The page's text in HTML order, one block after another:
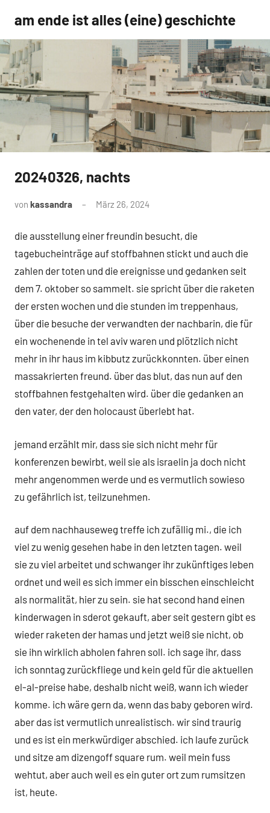
Inhalt
springen
am ende ist alles (eine) geschichte
Uncategorized
20240326, nachts
von kassandra März 26, 2024
die ausstellung einer freundin besucht, die
tagebucheinträge auf stoffbahnen stickt und auch die
zahlen der toten und die ereignisse und gedanken seit
dem 7. oktober so sammelt. sie spricht über die raketen
der ersten wochen und die stunden im treppenhaus,
über die besuche der verwandten der nachbarin, die für
ein wochenende in tel aviv waren und plötzlich nicht
mehr in ihr haus im kibbutz zurückkonnten. über einen
massakrierten freund. über das blut, das nun auf den
stoffbahnen festgehalten wird. über die gedanken an
den vater, der den holocaust überlebt hat.
jemand erzählt mir, dass sie sich nicht mehr für
konferenzen bewirbt, weil sie als israelin ja doch nicht
mehr angenommen werde und es vermutlich sowieso
zu gefährlich ist, teilzunehmen.
auf dem nachhauseweg treffe ich zufällig mi., die ich
viel zu wenig gesehen habe in den letzten tagen. weil
sie zu viel arbeitet und schwanger ihr zukünftiges leben
ordnet und weil es sich immer ein bisschen einschleicht
als normalität, hier zu sein. sie hat second hand einen
kinderwagen in sderot gekauft, aber seit gestern gibt es
wieder raketen der hamas und jetzt weiß sie nicht, ob
sie ihn wirklich abholen fahren soll. ich sage ihr, dass
ich sonntag zurückfliege und kein geld für die aktuellen
el-al-preise habe, deshalb nicht weiß, wann ich wieder
komme. ich wäre gern da, wenn das baby geboren wird.
aber das ist vermutlich unrealistisch. wir sind traurig
und es ist ein merkwürdiger abschied. ich laufe zurück
und sitze am dizengoff square rum. weil mein fuss
wehtut, aber auch weil es ein guter ort zum rumsitzen
ist, heute.